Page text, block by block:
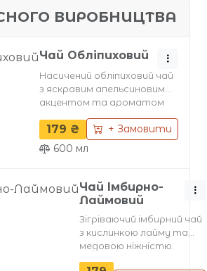
ВИРОБНИЦТВА
Чай Обліпиховий
Насичений обліпиховий чай
з яскравим апельсиновим
акцентом та ароматом
свіжого тим’яну. Завдяки
своїм природним
вітамінним властивостям,
цей чай не лише зігріває, але
даруючи відчуття
затишку. Подається з
найчистішого смаку.
179 ₴
+ Замовити
600 мл
Чай Імбирно-
Лаймовий
Зігріваючий імбирний чай
з кислинкою лайму та
медовою ніжністю.
Доповнений свіжим